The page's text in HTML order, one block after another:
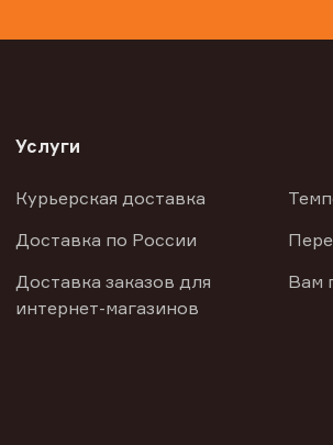
Услуги
Курьерская доставка
Доставка по России
Доставка заказов для
интернет-магазинов
Вам